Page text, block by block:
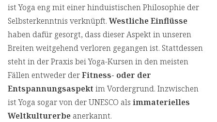
ist Yoga eng mit einer hinduistischen Philosophie der
Selbsterkenntnis verknüpft.Westliche Einflüsse
haben dafür gesorgt, dass dieser Aspekt in unseren
Breiten weitgehend verloren gegangen ist. Stattdessen
steht in der Praxis bei Yoga-Kursen in den meisten
Fällen entweder derFitness- oder der
Entspannungsaspekt im Vordergrund. Inzwischen
ist Yoga sogar von der UNESCO als immaterielles
Weltkulturerbe anerkannt.